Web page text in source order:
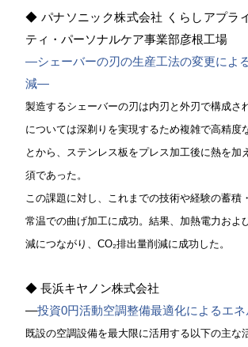
◆ パナソニック株式会社 くらしアプラ
ティ・パーソナルケア事業部彦根工場
―シェーバーの刃の生産工法の変更によ
減―
製造するシェーバーの刃は内刃と外刃で構成さ
については深剃りを実現するため複雑で高精度
とから、ステンレス板をプレス加工後に熱を加
須であった。
この課題に対し、これまでの技術や経験の蓄積
常温での曲げ加工に成功。結果、加熱電力およ
減につながり、CO₂排出量削減に成功した。
◆ 長浜キヤノン株式会社
―投資0円活動空調整備最適化によるエ
既設の空調設備を最大限に活用する以下の主な